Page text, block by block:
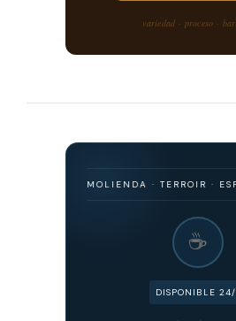
variedad · proceso ·
· MOLIENDA · TERROIR ·
☕
DISPONIBLE